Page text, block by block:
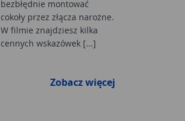
bezbłędnie montować
cokoły przez złącza narożne.
W filmie znajdziesz kilka
cennych wskazówek [...]
Zobacz więcej